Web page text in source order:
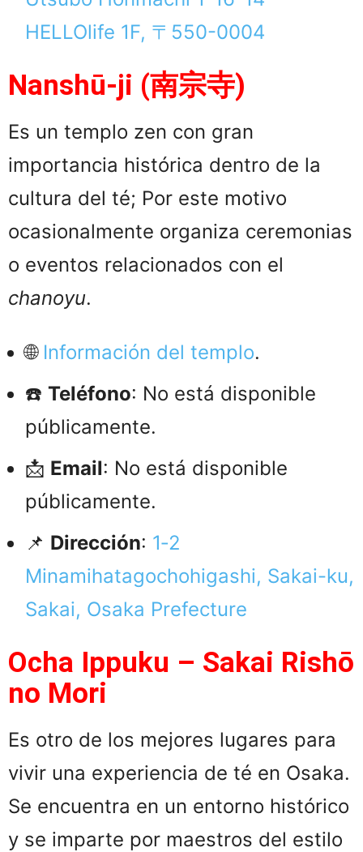
HELLOlife 1F, 〒550-0004
Nanshū-ji (南宗寺)
Es un templo zen con gran
importancia histórica dentro de la
cultura del té; Por este motivo
ocasionalmente organiza ceremonias
o eventos relacionados con el
chanoyu.
🌐 Información del templo.
☎️ Teléfono: No está disponible
públicamente.
📩 Email: No está disponible
públicamente.
📌 Dirección: 1‑2
Minamihatagochohigashi, Sakai-ku,
Sakai, Osaka Prefecture
Ocha Ippuku – Sakai Rishō
no Mori
Es otro de los mejores lugares para
vivir una experiencia de té en Osaka.
Se encuentra en un entorno histórico
y se imparte por maestros del estilo